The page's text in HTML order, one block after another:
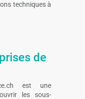
techniques à
de
est une
les sous-